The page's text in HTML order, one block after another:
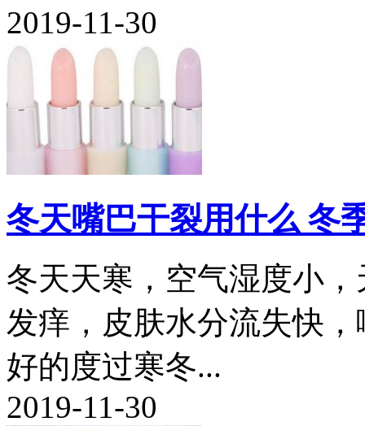
2019-11-30
冬天嘴巴干裂用什么 冬
冬天天寒，空气湿度小
发痒，皮肤水分流失快
好的度过寒冬...
2019-11-30